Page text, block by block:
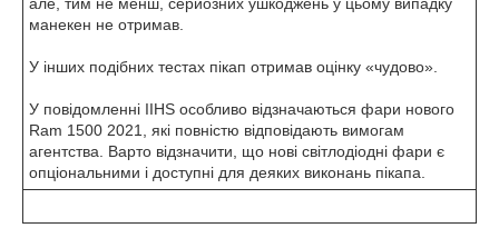
манекен не отримав.
У інших подібних тестах пікап отримав оцінку «чудово».
У повідомленні IIHS особливо відзначаються фари нового
Ram 1500 2021, які повністю відповідають вимогам
агентства. Варто відзначити, що нові світлодіодні фари є
опціональними і доступні для деяких виконань пікапа.